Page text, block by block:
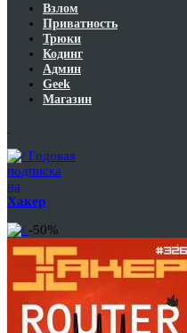
Взлом
Приватность
Трюки
Кодинг
Админ
Geek
Магазин
Годовая
подписка
на
Хакер
-50%